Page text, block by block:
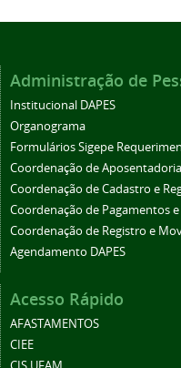
Administração de
Institucional DAPES
Organograma
Formulários Sigepe
Coordenação de
Coordenação de Cadastro e
Coordenação de Pagamentos e
Coordenação de Registro e
Agendamento DAPES
Acesso Rápido
AFASTAMENTOS
CIEE